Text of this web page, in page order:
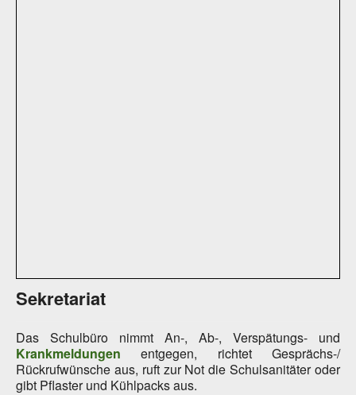
Sekretariat
Das Schulbüro nimmt An-, Ab-, Verspätungs- und
Krankmeldungen entgegen, richtet Gesprächs-/
Rückrufwünsche aus, ruft zur Not die Schulsanitäter oder
gibt Pflaster und Kühlpacks aus.